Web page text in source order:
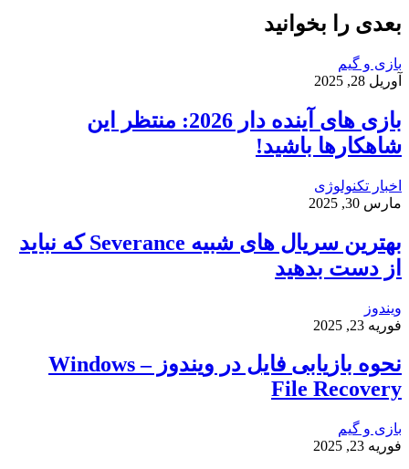
بعدی را بخوانید
بازی و گیم
آوریل 28, 2025
بازی‌ های آینده دار 2026: منتظر این
شاهکارها باشید!
اخبار تکنولوژی
مارس 30, 2025
بهترین سریال های شبیه Severance که نباید
از دست بدهید
ویندوز
فوریه 23, 2025
نحوه بازیابی فایل در ویندوز – Windows
File Recovery
بازی و گیم
فوریه 23, 2025